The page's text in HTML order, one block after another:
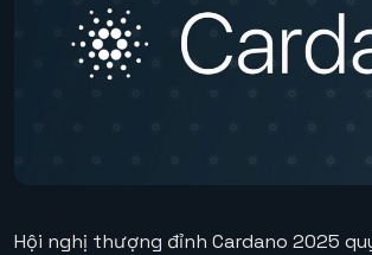
Hội nghị thượng đỉnh Cardano 2025